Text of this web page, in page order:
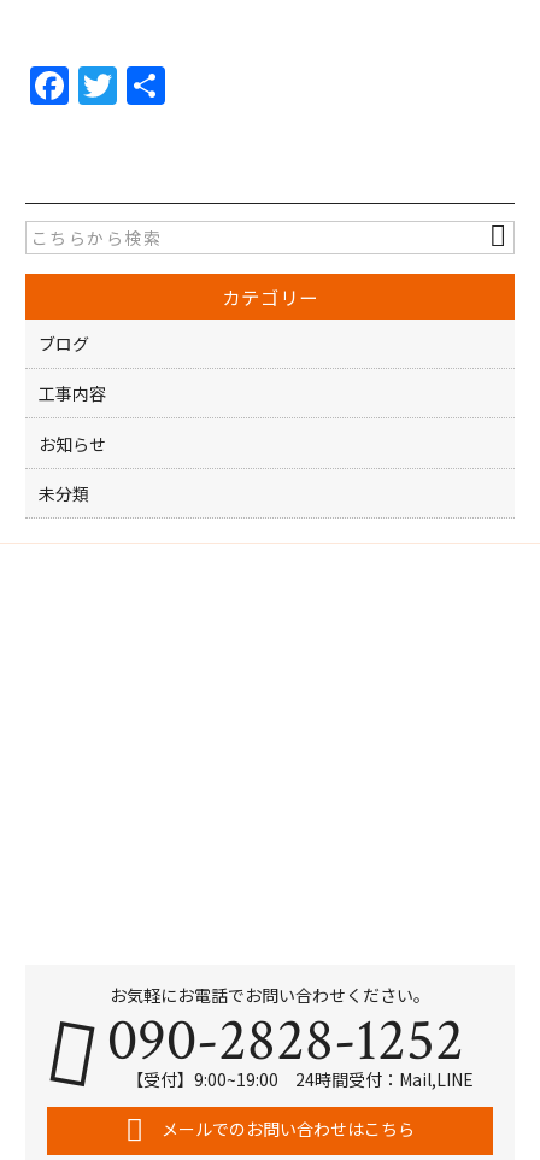
F
a
e
b
o
o
k
T
w
er
カテゴリー
ブログ
工事内容
お知らせ
未分類
お気軽にお電話でお問い合わせください。
090-2828-1252
【受付】9:00~19:00 24時間受付：Mail,LINE
メールでのお問い合わせはこちら